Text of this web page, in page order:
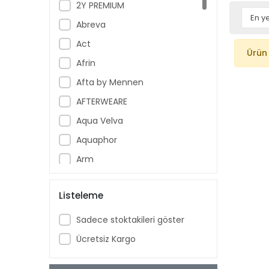
2Y PREMIUM
Abreva
Act
Afrin
Afta by Mennen
AFTERWEARE
Aqua Velva
Aquaphor
Arm
Aspercreme
Aussie
Aveeno Baby
Listeleme
Sadece stoktakileri göster
Ücretsiz Kargo